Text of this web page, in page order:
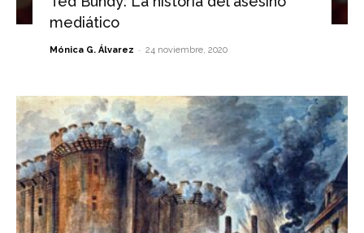
mediático
Mónica G. Álvarez - 24 noviembre, 2020